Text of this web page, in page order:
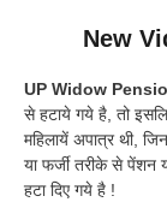
New
UP Widow
से हटाये गये है, तो
महिलायें अपात्र थी,
या फर्जी तरीके से पेंशन
हटा दिए गये है !